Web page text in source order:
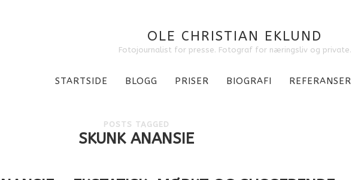
OLE CHRISTIAN EKLUND
Fotojournalist for presse. Fotograf for næringsliv og private.
STARTSIDE BLOGG PRISER BIOGRAFI REFERANSER
POSTS TAGGED
SKUNK ANANSIE